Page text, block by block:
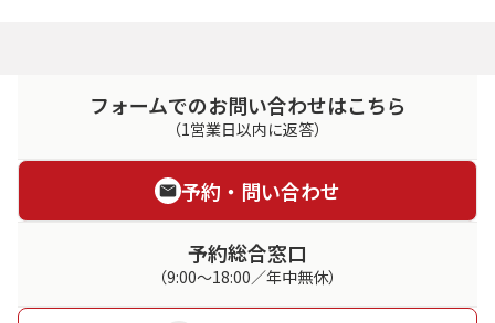
フォームでのお問い合わせはこちら
（1営業日以内に返答）
予約・問い合わせ
予約総合窓口
（9:00～18:00／年中無休）